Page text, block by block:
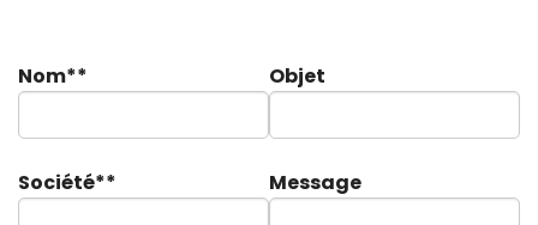
Nom**
Société**
Objet
Message